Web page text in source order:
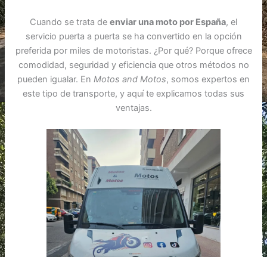
Cuando se trata de enviar una moto por España, el
servicio puerta a puerta se ha convertido en la opción
preferida por miles de motoristas. ¿Por qué? Porque ofrece
comodidad, seguridad y eficiencia que otros métodos no
pueden igualar. En Motos and Motos, somos expertos en
este tipo de transporte, y aquí te explicamos todas sus
ventajas.